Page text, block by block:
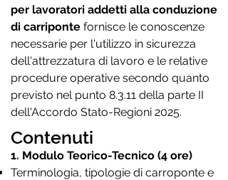
per lavoratori addetti alla conduzione
di carriponte fornisce le conoscenze
necessarie per l'utilizzo in sicurezza
dell'attrezzatura di lavoro e le relative
procedure operative secondo quanto
previsto nel punto 8.3.11 della parte II
dell'Accordo Stato-Regioni 2025.
Contenuti
1. Modulo Teorico-Tecnico (4 ore)
Terminologia, tipologie di carroponte e